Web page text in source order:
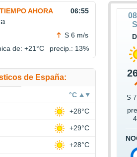
S
AHORA 06:55
S 6 m/s
de: +21°C precip.: 13%
de España:
°C
+28°C
+29°C
+28°C